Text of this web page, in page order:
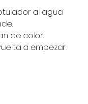
al agua
de color.
a empezar.